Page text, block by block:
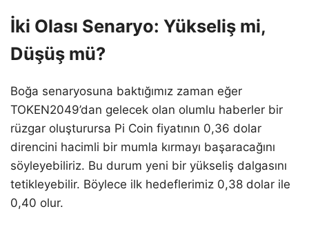
İki Olası Senaryo: Yükseliş mi,
Düşüş mü?
Boğa senaryosuna baktığımız zaman eğer
TOKEN2049’dan gelecek olan olumlu haberler bir
rüzgar oluşturursa Pi Coin fiyatının 0,36 dolar
direncini hacimli bir mumla kırmayı başaracağını
söyleyebiliriz. Bu durum yeni bir yükseliş dalgasını
tetikleyebilir. Böylece ilk hedeflerimiz 0,38 dolar ile
0,40 olur.